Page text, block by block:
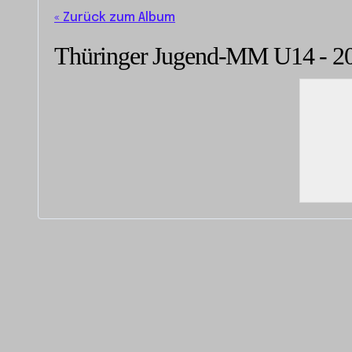
« Zurück zum Album
Thüringer Jugend-MM U14 -